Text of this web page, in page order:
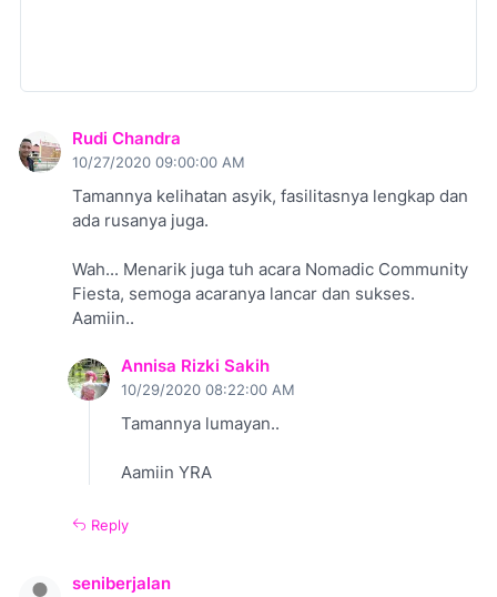
Rudi Chandra
10/27/2020 09:00:00 AM
Tamannya kelihatan asyik, fasilitasnya lengkap dan
ada rusanya juga.
Wah... Menarik juga tuh acara Nomadic Community
Fiesta, semoga acaranya lancar dan sukses.
Aamiin..
Annisa Rizki Sakih
10/29/2020 08:22:00 AM
Tamannya lumayan..
Aamiin YRA
Reply
seniberjalan